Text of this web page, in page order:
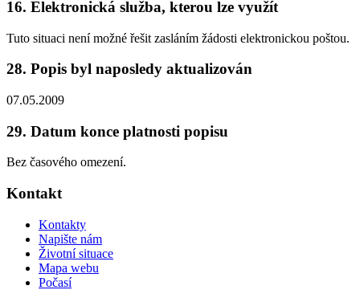
16. Elektronická služba, kterou lze využít
Tuto situaci není možné řešit zasláním žádosti elektronickou poštou.
28. Popis byl naposledy aktualizován
07.05.2009
29. Datum konce platnosti popisu
Bez časového omezení.
Kontakt
Kontakty
Napište nám
Životní situace
Mapa webu
Počasí